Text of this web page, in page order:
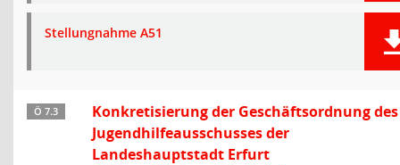
Stellungnahme A51
Ö 7.3
Konkretisierung der Geschäftsordnung des
Jugendhilfeausschusses der
Landeshauptstadt Erfurt